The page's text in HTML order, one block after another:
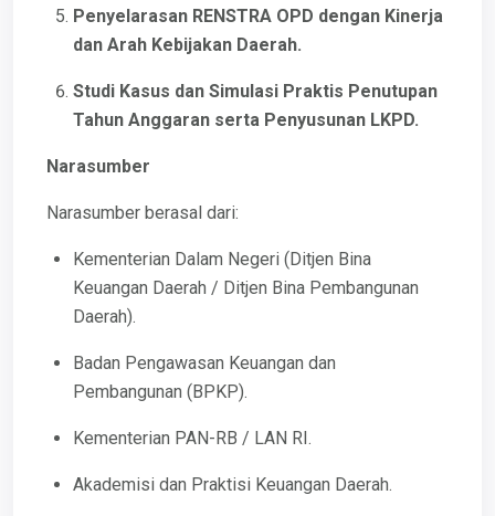
Penyelarasan RENSTRA OPD dengan Kinerja
dan Arah Kebijakan Daerah.
Studi Kasus dan Simulasi Praktis Penutupan
Tahun Anggaran serta Penyusunan LKPD.
Narasumber
Narasumber berasal dari:
Kementerian Dalam Negeri (Ditjen Bina
Keuangan Daerah / Ditjen Bina Pembangunan
Daerah).
Badan Pengawasan Keuangan dan
Pembangunan (BPKP).
Kementerian PAN-RB / LAN RI.
Akademisi dan Praktisi Keuangan Daerah.